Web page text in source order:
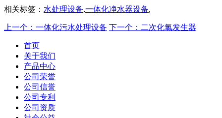
相关标签： 水处理设备,一体化净水器设备,
上一个：一体化污水处理设备 下一个：二次化氯发生器
首页
关于我们
产品中心
公司荣誉
公司信誉
公司专利
公司资质